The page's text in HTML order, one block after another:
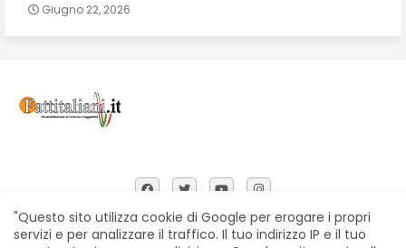
Giugno 22, 2026
"Questo sito utilizza cookie di Google per erogare i propri
servizi e per analizzare il traffico. Il tuo indirizzo IP e il tuo